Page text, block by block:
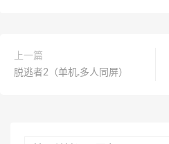
上一篇
脱逃者2（单机.多人同屏）